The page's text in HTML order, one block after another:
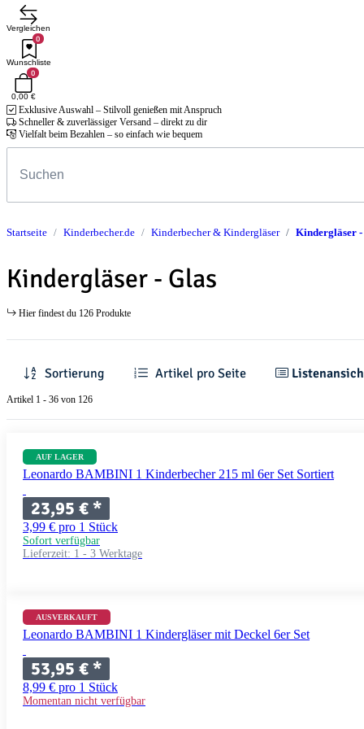
Vergleichen
0
Wunschliste
0
0,00 €
Exklusive Auswahl – Stilvoll genießen mit Anspruch
Schneller & zuverlässiger Versand – direkt zu dir
Vielfalt beim Bezahlen – so einfach wie bequem
Startseite Kinderbecher.de Kinderbecher & Kindergläser Kindergläser -
Kindergläser - Glas
Hier findest du 126 Produkte
Sortierung Artikel pro Seite
Artikel 1 - 36 von 126
AUF LAGER
Leonardo BAMBINI 1 Kinderbecher 215 ml 6er Set Sortiert
23,95 € *
3,99 € pro 1 Stück
Sofort verfügbar
Lieferzeit: 1 - 3 Werktage
AUSVERKAUFT
Leonardo BAMBINI 1 Kindergläser mit Deckel 6er Set
53,95 € *
8,99 € pro 1 Stück
Momentan nicht verfügbar